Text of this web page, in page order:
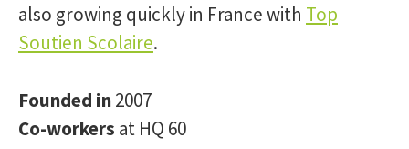
also growing quickly in France with Top
Soutien Scolaire.
Founded in2007
Co-workers at HQ 60